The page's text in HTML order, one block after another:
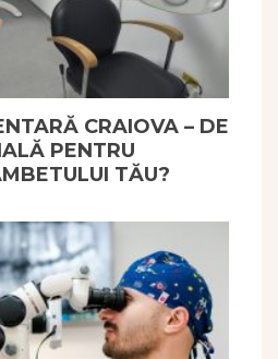
CRAIOVA – DE
PENTRU
TĂU?